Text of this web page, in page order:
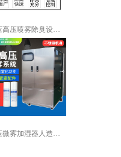
供应高压喷雾除臭设备 工厂车间除味支...